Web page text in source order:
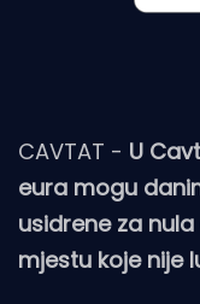
CAVTAT - U
eura mogu
usidrene za
mjestu koje nije